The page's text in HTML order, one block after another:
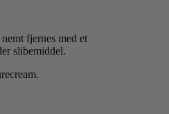
fjernes med et
slibemiddel.